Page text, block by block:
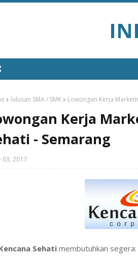
lulusan SMA / SMK Lowongan Kerja
Kerja
- Semarang
03, 2017
Sehati membutuhkan segera: